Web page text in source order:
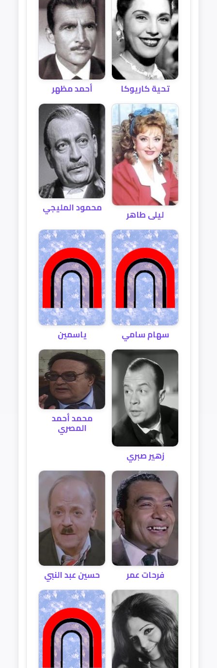
تحية كاريوكا أحمد مظهر
ليلى طاهر محمود المليجي
سهام سامي ياسمين
زهير صبري
محمد أحمد
المصري
فرحات عمر حسين عبد النبي